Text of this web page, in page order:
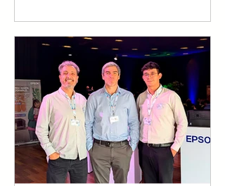
datos confidenciales y credenciales
corporativas quedan expuestos
fuera del radar de TI. Para abordar
este desafío crítico, Cloud IT Bolivia y
Check Point Software Technologies
reunieron a líderes empresariales
en una cena estratégica exclusiva,
presentando una visión evolutiva y
herramientas de vanguardia
diseñadas para blindar los activo